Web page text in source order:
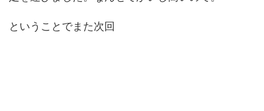
ということでまた次回